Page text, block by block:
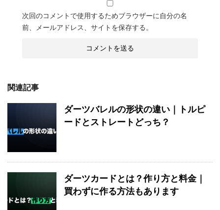
次回のコメントで使用するためブラウザーに自分の名
前、メールアドレス、サイトを保存する。
関連記事
ダーツバレルの形状の違い｜トルピ
ードとストレートどっち？
ダーツカードとは？作り方と料金｜
買わずに作る方法もあります